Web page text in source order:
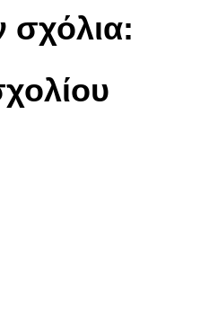
σχόλια: